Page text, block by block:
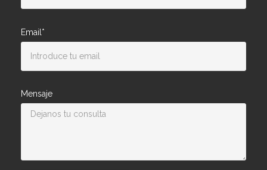
Email*
Mensaje